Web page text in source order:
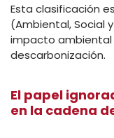
Esta clasificación
(Ambiental, Social
impacto
descarbonización.
El papel
en la cadena